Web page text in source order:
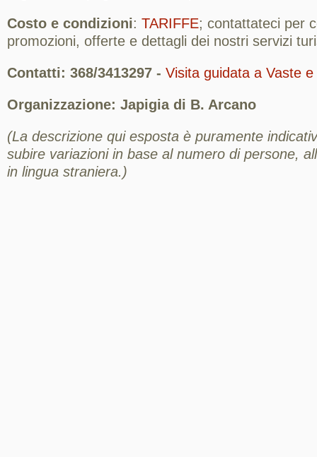
Costo e condizioni: TARIFFE; contattateci per
promozioni, offerte e dettagli dei nostri servizi
Contatti: 368/3413297 - Visita guidata a Vaste
Organizzazione: Japigia di B. Arcano
(La descrizione qui esposta è puramente
subire variazioni in base al numero di persone,
in lingua straniera.)